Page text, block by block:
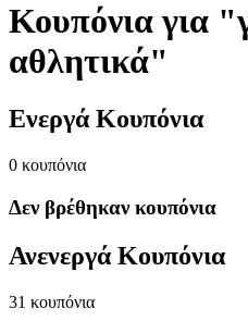
Κουπόνια για
αθλητικά"
Ενεργά Κουπόνια
0 κουπόνια
Δεν βρέθηκαν κουπόνια
Ανενεργά Κουπόνια
31 κουπόνια